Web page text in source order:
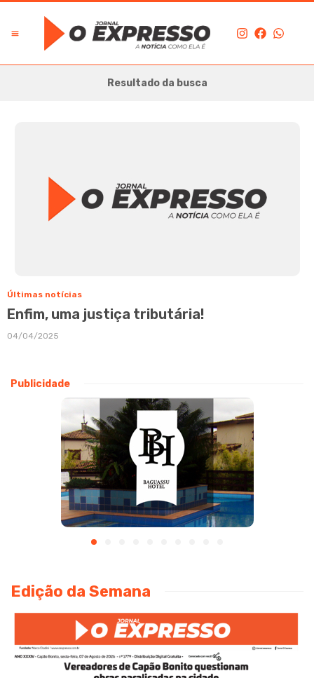
Resultado da busca
Últimas notícias
Enfim, uma justiça tributária!
04/04/2025
Publicidade
Edição da Semana